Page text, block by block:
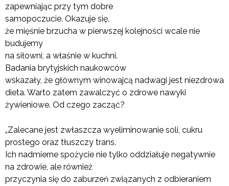
zapewniając przy tym dobre
samopoczucie. Okazuje się,
że mięśnie brzucha w pierwszej kolejności wcale nie
budujemy
na siłowni, a właśnie w kuchni.
Badania brytyjskich naukowców
wskazały, że głównym winowajcą nadwagi jest niezdrowa
dieta. Warto zatem zawalczyć o zdrowe nawyki
żywieniowe. Od czego zacząć?
„Zalecane jest zwłaszcza wyeliminowanie soli, cukru
prostego oraz tłuszczy trans.
Ich nadmierne spożycie nie tylko oddziałuje negatywnie
na zdrowie, ale również
przyczynia się do zaburzeń związanych z odbieraniem